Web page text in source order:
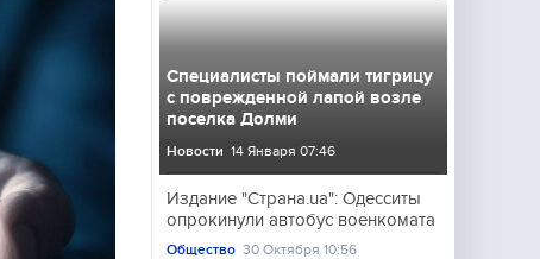
Специалисты поймали тигрицу
с поврежденной лапой возле
поселка Долми
Новости 14 Января 07:46
Издание "Страна.ua": Одесситы
опрокинули автобус военкомата
Общество 30 Октября 10:56